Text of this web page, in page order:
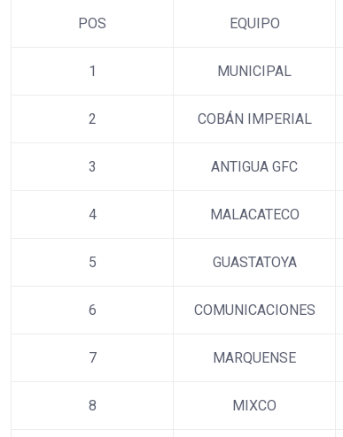
POS EQUIPO
1 MUNICIPAL
2 COBÁN IMPERIAL
3 ANTIGUA GFC
4 MALACATECO
5 GUASTATOYA
6 COMUNICACIONES
7 MARQUENSE
8 MIXCO